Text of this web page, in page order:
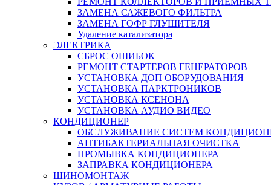
ЗАМЕНА САЖЕВОГО ФИЛЬТРА
ЗАМЕНА ГОФР ГЛУШИТЕЛЯ
Удаление катализатора
ЭЛЕКТРИКА
СБРОС ОШИБОК
РЕМОНТ СТАРТЕРОВ ГЕНЕРАТОРОВ
УСТАНОВКА ДОП ОБОРУДОВАНИЯ
УСТАНОВКА ПАРКТРОНИКОВ
УСТАНОВКА КСЕНОНА
УСТАНОВКА АУДИО ВИДЕО
КОНДИЦИОНЕР
ОБСЛУЖИВАНИЕ СИСТЕМ
АНТИБАКТЕРИАЛЬНАЯ ОЧИСТКА
ПРОМЫВКА КОНДИЦИОНЕРА
ЗАПРАВКА КОНДИЦИОНЕРА
ШИНОМОНТАЖ